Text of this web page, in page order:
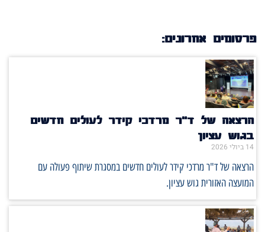
פרסומים אחרונים:
הרצאה של ד"ר מרדכי קידר לעולים חדשים
בגוש עציון
14 ביולי 2026
הרצאה של ד"ר מרדכי קידר לעולים חדשים במסגרת שיתוף פעולה עם
המועצה האזורית גוש עציון.